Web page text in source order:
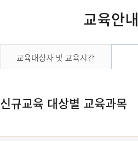
교육안내
교육대상자 및 교육시간
신규교육 대상별 교육과목